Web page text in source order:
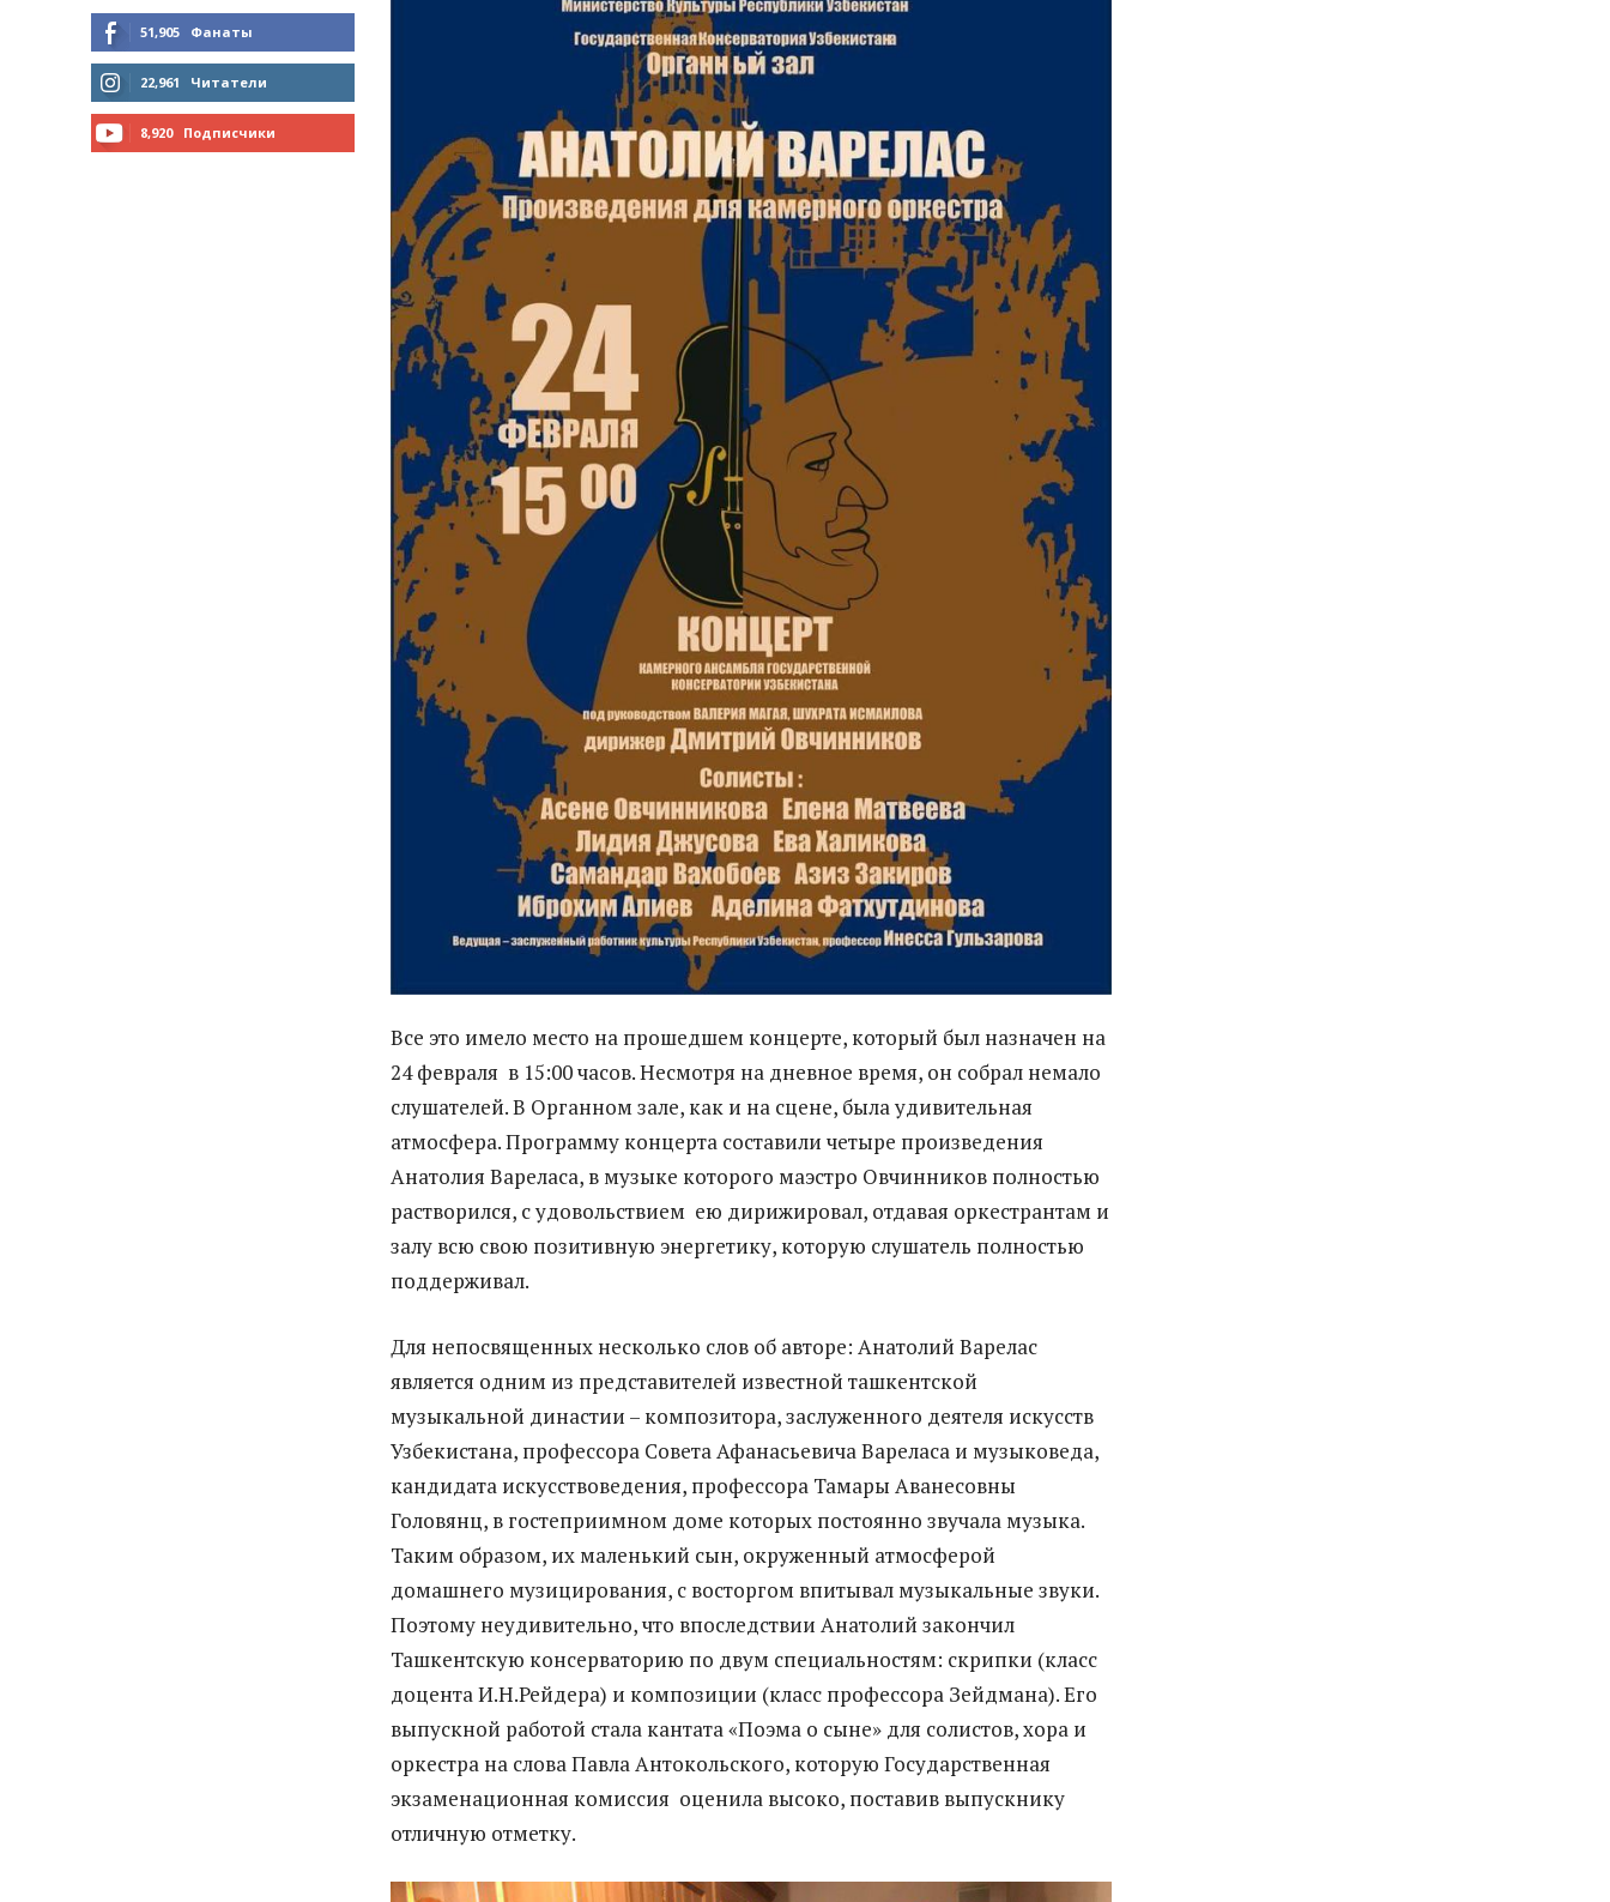
51,905 Фанаты
МНЕ НРАВИТСЯ
22,961 Читатели
8,920 Подписчики
Все это имело место на прошедшем концерте, который был назначен на
24 февраля в 15:00 часов. Несмотря на дневное время, он собрал немало
слушателей. В Органном зале, как и на сцене, была удивительная
атмосфера. Программу концерта составили четыре произведения
Анатолия Вареласа, в музыке которого маэстро Овчинников полностью
растворился, с удовольствием ею дирижировал, отдавая оркестрантам и
залу всю свою позитивную энергетику, которую слушатель полностью
поддерживал.
Для непосвященных несколько слов об авторе: Анатолий Варелас
является одним из представителей известной ташкентской
музыкальной династии – композитора, заслуженного деятеля искусств
Узбекистана, профессора Совета Афанасьевича Вареласа и музыковеда,
кандидата искусствоведения, профессора Тамары Аванесовны
Головянц, в гостеприимном доме которых постоянно звучала музыка.
Таким образом, их маленький сын, окруженный атмосферой
домашнего музицирования, с восторгом впитывал музыкальные звуки.
Поэтому неудивительно, что впоследствии Анатолий закончил
Ташкентскую консерваторию по двум специальностям: скрипки (класс
доцента И.Н.Рейдера) и композиции (класс профессора Зейдмана). Его
выпускной работой стала кантата «Поэма о сыне» для солистов, хора и
оркестра на слова Павла Антокольского, которую Государственная
экзаменационная комиссия оценила высоко, поставив выпускнику
отличную отметку.